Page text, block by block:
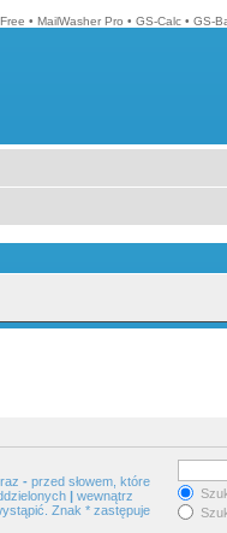
• MailWasher Pro • GS-Calc • GS-
- przed słowem, które
| wewnątrz
Znak * zastępuje